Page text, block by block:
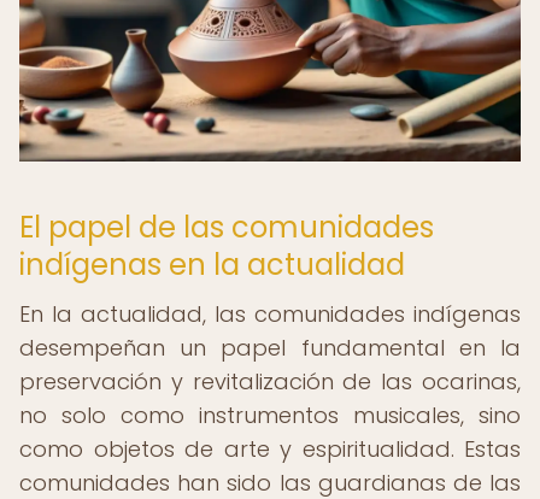
El papel de las comunidades
indígenas en la actualidad
En la actualidad, las comunidades indígenas
desempeñan un papel fundamental en la
preservación y revitalización de las ocarinas,
no solo como instrumentos musicales, sino
como objetos de arte y espiritualidad. Estas
comunidades han sido las guardianas de las